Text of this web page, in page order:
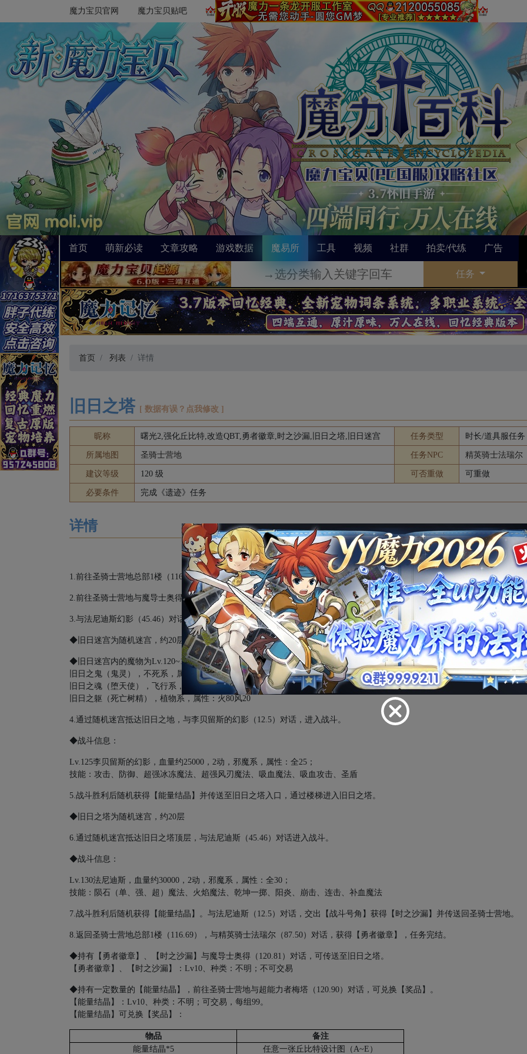
魔力宝贝官网 魔力宝贝贴吧
首页 萌新必读 文章攻略 游戏数据 魔易所 工具 视频 社群 拍卖/代练 广告
任务
首页 列表 详情
旧日之塔 [ 数据有误？点我修改 ]
昵称 曙光2,强化丘比特,改造QBT,勇者徽章,时之沙漏,旧日之塔,旧日迷宫 任务类型 时长/道具服任务
所属地图 圣骑士营地 任务NPC 精英骑士法瑞尔
建议等级 120 级 可否重做 可重做
必要条件 完成《遗迹》任务
详情
1.前往圣骑士营地总部1楼（ 116.69），与精英骑士法瑞尔（87.50）对话，获得【战斗号角】。
2.前往圣骑士营地与魔导士奥得（120.81）对话，进入旧日之地。
3.与法尼迪斯幻影（45.46）对话，进入迷宫入口，通过楼梯抵达旧日迷宫。
◆旧日迷宫为随机迷宫，约20层；战斗胜利后随机掉落【能量结晶】
◆旧日迷宫内的魔物为Lv.120~130
旧日之鬼（鬼灵），不死系，属性：火80风20
旧日之魂（堕天使），飞行系，属性：地 10水90
旧日之躯（死亡树精），植物系，属性：火80风20
4.通过随机迷宫抵达旧日之地，与李贝留斯的幻影（ 12.5）对话，进入战斗。
◆战斗信息：
Lv.125李贝留斯的幻影，血量约25000 ， 2动，邪魔系，属性：全25 ；
技能：攻击、防御、超强冰冻魔法、超强风刃魔法、吸血魔法、吸血攻击、圣盾
5.战斗胜利后随机获得【能量结晶】并传送至旧日之塔入口，通过楼梯进入旧日之塔。
◆旧日之塔为随机迷宫，约20层
6.通过随机迷宫抵达旧日之塔顶层，与法尼迪斯（45.46）对话进入战斗。
◆战斗信息：
Lv.130法尼迪斯，血量约30000 ， 2动，邪魔系，属性：全30 ；
技能：陨石（单、强、超）魔法、火焰魔法、乾坤一掷、阳炎、崩击、连击、补血魔法
7.战斗胜利后随机获得【能量结晶】。与法尼迪斯（ 12.5）对话，交出【战斗号角】获得【时之沙漏】并传送回圣骑士营地。
8.返回圣骑士营地总部1楼（ 116.69），与精英骑士法瑞尔（87.50）对话，获得【勇者徽章】，任务完结。
◆持有【勇者徽章】、【时之沙漏】与魔导士奥得（ 120.81 ）对话，可传送至旧日之塔。
【勇者徽章】、【时之沙漏】： Lv10、种类：不明；不可交易
◆持有一定数量的【能量结晶】，前往圣骑士营地与超能力者梅塔（ 120.90）对话，可兑换【奖品】。
【能量结晶】： Lv10、种类：不明；可交易，每组 99。
【能量结晶】可兑换【奖品】：
物品
备注
能量结晶*5 任意一张丘比特设计图（A~E ）